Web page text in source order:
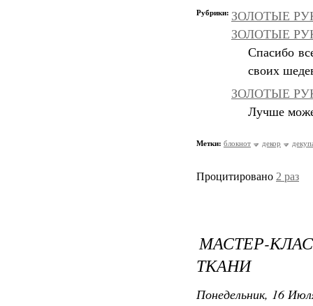
Рубрики: ЗОЛОТЫЕ
ЗОЛОТЫЕ
Спасибо
своих
ЗОЛОТЫЕ
Лучше
Метки: блокнот декор
Процитировано 2 раз
МАСТЕР-
ТКАНИ
Понедельник, 16